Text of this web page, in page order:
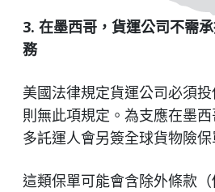
3. 在墨西哥，貨運公司不需
務
美國法律規定貨運公司必須
則無此項規定。為支應在墨
多託運人會另簽全球貨物險保
這類保單可能會含除外條款